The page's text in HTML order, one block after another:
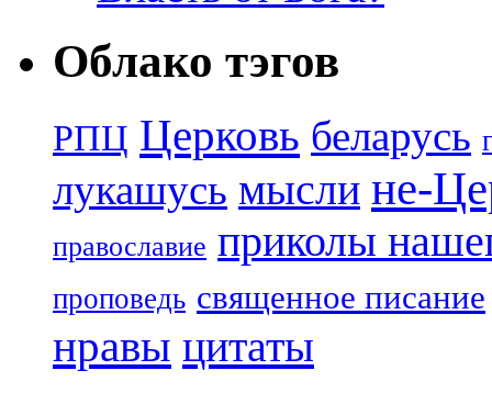
Облако тэгов
РПЦ Церковь беларусь
лукашусь мысли не-
православие приколы
проповедь священное писание
нравы цитаты